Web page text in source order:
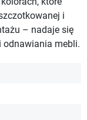
i
– nadaje się
mebli.